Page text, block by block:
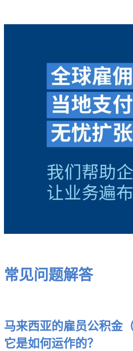
常见问题解答
马来西亚的雇员公积金
它是如何运作的？